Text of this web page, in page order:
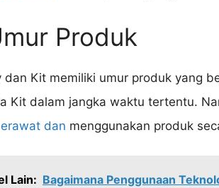
Produk
dan Kit memiliki umur produk yang
Kit dalam jangka waktu tertentu.
dan menggunakan produk
Lain: Bagaimana Penggunaan